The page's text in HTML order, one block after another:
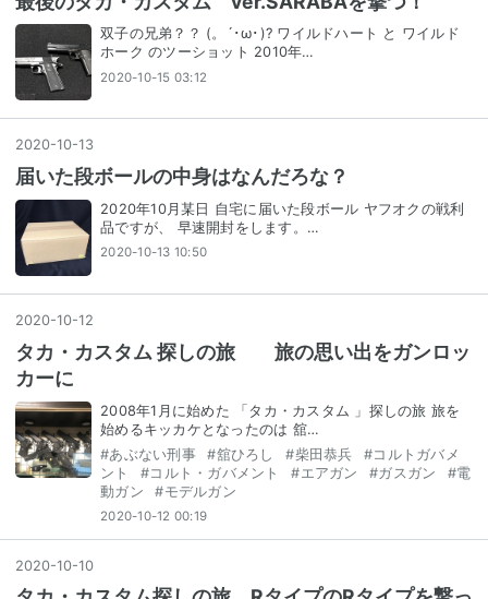
双子の兄弟？？ (。´･ω･)? ワイルドハート と ワイルド
ホーク のツーショット 2010年…
2020-10-15 03:12
2020-10-13
届いた段ボールの中身はなんだろな？
2020年10月某日 自宅に届いた段ボール ヤフオクの戦利
品ですが、 早速開封をします。…
2020-10-13 10:50
2020-10-12
タカ・カスタム 探しの旅 旅の思い出をガンロッ
カーに
2008年1月に始めた 「タカ・カスタム 」探しの旅 旅を
始めるキッカケとなったのは 舘…
#あぶない刑事 #舘ひろし #柴田恭兵 #コルトガバメ
ント
#コルト・ガバメント #エアガン #ガスガン #電
動ガン
#モデルガン
2020-10-12 00:19
2020-10-10